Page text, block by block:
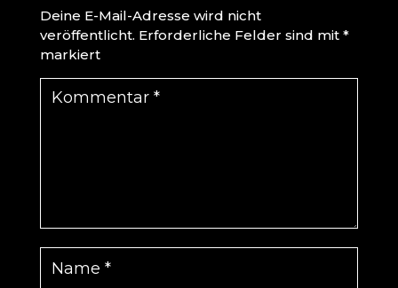
Deine E-Mail-Adresse wird nicht
veröffentlicht. Erforderliche Felder sind mit *
markiert